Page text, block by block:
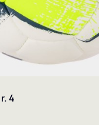
Piłka Joma DALI r. 4